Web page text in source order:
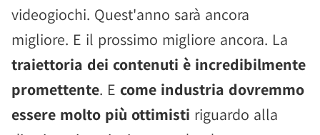
videogiochi. Quest'anno sarà ancora
migliore. E il prossimo migliore ancora. La
traiettoria dei contenuti è incredibilmente
promettente. E come industria dovremmo
essere molto più ottimisti riguardo alla